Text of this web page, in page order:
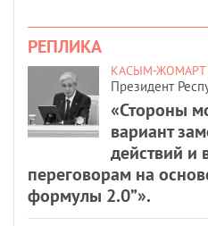
РЕПЛИКА
КАСЫМ-ЖОМАРТ
Президент
«Стороны
вариант
действий и
переговорам на
формулы 2.0”».